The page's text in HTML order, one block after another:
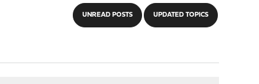
UNREAD POSTS UPDATED TOPICS